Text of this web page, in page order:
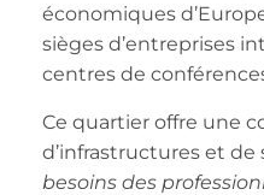
économiques
sièges d’entreprises
centres de
Ce quartier offre une
d’infrastructures et de
besoins des